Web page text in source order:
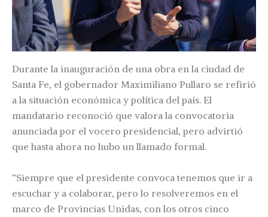
Durante la inauguración de una obra en la ciudad de
Santa Fe, el gobernador Maximiliano Pullaro se refirió
a la situación económica y política del país. El
mandatario reconoció que valora la convocatoria
anunciada por el vocero presidencial, pero advirtió
que hasta ahora no hubo un llamado formal.
“Siempre que el presidente convoca tenemos que ir a
escuchar y a colaborar, pero lo resolveremos en el
marco de Provincias Unidas, con los otros cinco